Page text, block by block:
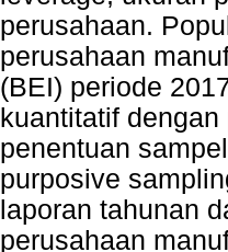
perusahaan.
perusahaan
(BEI) periode
kuantitatif
penentuan
purposive
laporan tahunan
perusahaan